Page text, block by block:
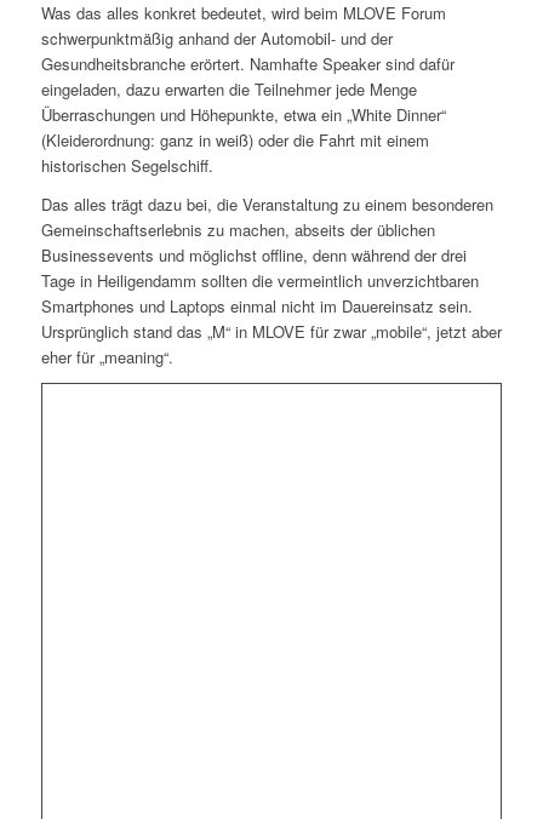
Was das alles konkret bedeutet, wird beim MLOVE Forum
schwerpunktmäßig anhand der Automobil- und der
Gesundheitsbranche erörtert. Namhafte Speaker sind dafür
eingeladen, dazu erwarten die Teilnehmer jede Menge
Überraschungen und Höhepunkte, etwa ein „White Dinner“
(Kleiderordnung: ganz in weiß) oder die Fahrt mit einem
historischen Segelschiff.
Das alles trägt dazu bei, die Veranstaltung zu einem besonderen
Gemeinschaftserlebnis zu machen, abseits der üblichen
Businessevents und möglichst offline, denn während der drei
Tage in Heiligendamm sollten die vermeintlich unverzichtbaren
Smartphones und Laptops einmal nicht im Dauereinsatz sein.
Ursprünglich stand das „M“ in MLOVE für zwar „mobile“, jetzt aber
eher für „meaning“.